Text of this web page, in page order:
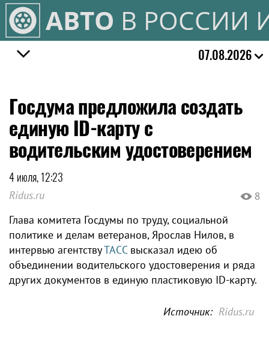
АВТО В РОССИИ
07.08.2026
Госдума предложила создать
единую ID-карту с
водительским удостоверением
4 июля, 12:23
Ridus.ru 8
Глава комитета Госдумы по труду, социальной
политике и делам ветеранов, Ярослав Нилов, в
интервью агентствуТАССвысказал идею об
объединении водительского удостоверения и ряда
других документов в единую пластиковую ID-карту.
Источник: Ridus.ru